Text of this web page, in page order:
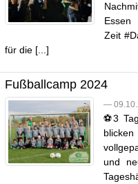
Essen
Zeit
für die [...]
Fußballcamp 2024
—
⚽️3
und